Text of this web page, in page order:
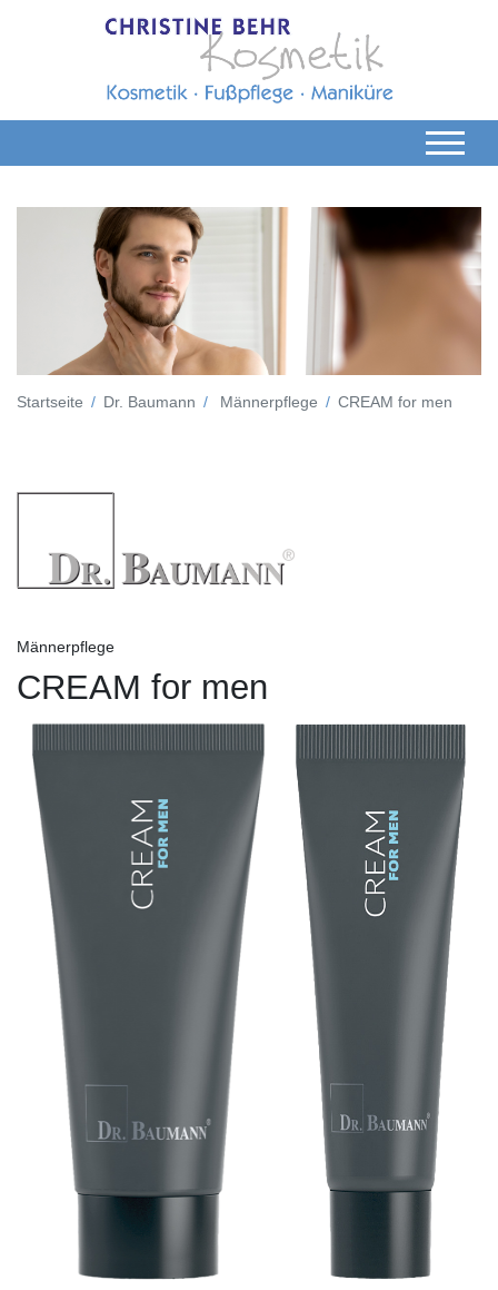
Startseite Dr. Baumann Männerpflege CREAM for men
Männerpflege
CREAM for men